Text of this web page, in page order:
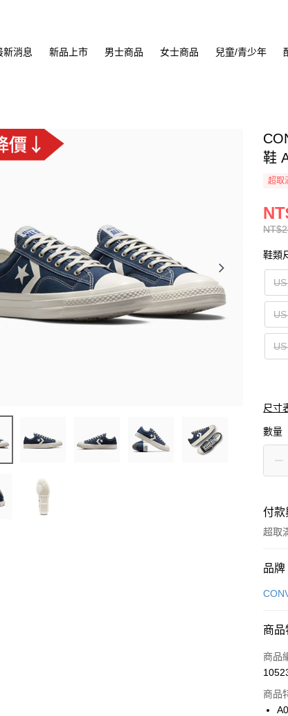
新消息 新品上市 男士商品 女士商品 兒童/青少年
鞋
超取
鞋類
尺寸
數量
付款
超取
付
信用
LINE
Apple
品牌
商品
商品
商品